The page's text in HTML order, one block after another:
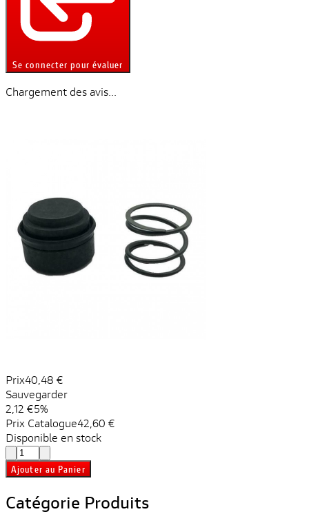
Se connecter pour évaluer
Chargement des avis...
Prix40,48 €
Sauvegarder
2,12 €5%
Prix ​​Catalogue42,60 €
Disponible en stock
Ajouter au Panier
Catégorie Produits